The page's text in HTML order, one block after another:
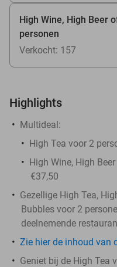
High Wine, High Beer
personen
Verkocht: 157
Highlights
Multideal:
High Tea voor 2
High Wine, High
€37,50
Gezellige High Tea,
Bubbles voor 2
deelnemende
Zie hier de inhoud van
Geniet bij de High Tea